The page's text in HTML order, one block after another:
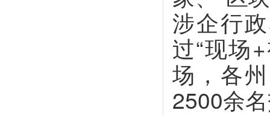
涉企行
过“现场
场，各
2500余